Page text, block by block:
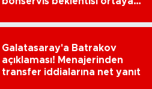
Galatasaray'a Batrakov
açıklaması! Menajerinden
transfer iddialarına net yanıt